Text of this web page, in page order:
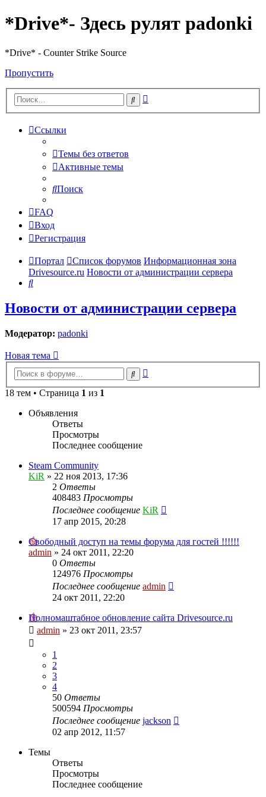
*Drive*- Здесь рулят padonki
*Drive* - Counter Strike Source
Пропустить
Поиск
Ссылки
Темы без ответов
Активные темы
Поиск
FAQ
Вход
Регистрация
Портал Список форумов Информационная зона
Drivesource.ru Новости от администрации сервера
Поиск
Новости от администрации сервера
Модератор: padonki
Новая тема
Поиск
18 тем • Страница 1 из 1
Объявления
Ответы
Просмотры
Последнее сообщение
Steam Community
KiR » 22 ноя 2013, 17:36
2 Ответы
408483 Просмотры
Последнее сообщение KiR
17 апр 2015, 20:28
Свободный доступ на темы форума для гостей !!!!!!
admin » 24 окт 2011, 22:20
0 Ответы
124976 Просмотры
Последнее сообщение admin
24 окт 2011, 22:20
Полномаштабное обновление сайта Drivesource.ru
admin » 23 окт 2011, 23:57
1
2
3
4
50 Ответы
500594 Просмотры
Последнее сообщение jackson
02 апр 2012, 11:57
Темы
Ответы
Просмотры
Последнее сообщение